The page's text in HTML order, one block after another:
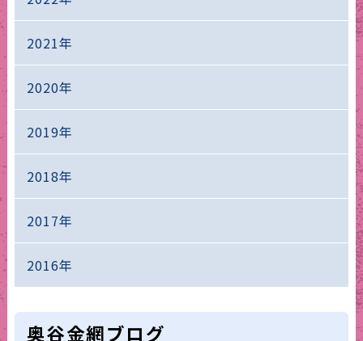
2021年
2020年
2019年
2018年
2017年
2016年
奥谷金網ブログ